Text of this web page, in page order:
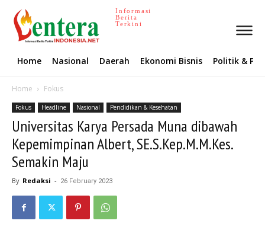
Informasi
Berita
Terkini
Home Nasional Daerah Ekonomi Bisnis Politik &
Home Fokus
Fokus Headline Nasional Pendidikan & Kesehatan
Universitas Karya Persada Muna dibawah
Kepemimpinan Albert, SE.S.Kep.M.M.Kes.
Semakin Maju
By Redaksi - 26 February 2023